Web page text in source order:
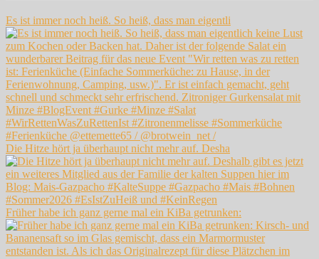
Es ist immer noch heiß. So heiß, dass man eigentli
Die Hitze hört ja überhaupt nicht mehr auf. Desha
Früher habe ich ganz gerne mal ein KiBa getrunken: